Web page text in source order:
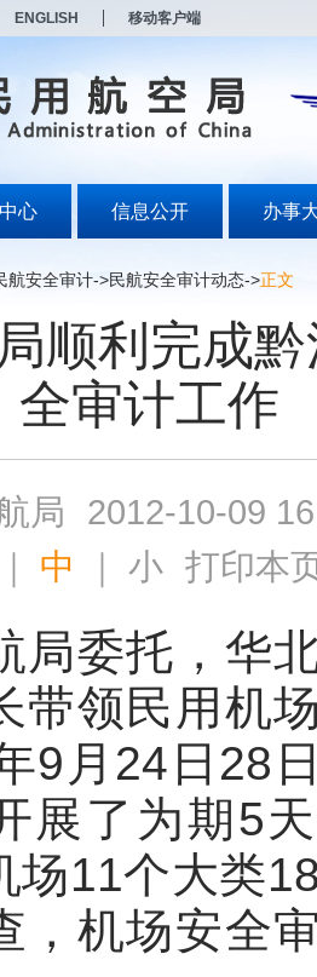
ENGLISH 移动客户端
心 信息公开 办事
航安全审计->民航安全审计动态->正文
顺利完成
全审计工作
局
2012-10-09
｜ 中 ｜小 打印本
委托，华北
带领民用机
9月24日28
展了为期5
场11个大类
，机场安全